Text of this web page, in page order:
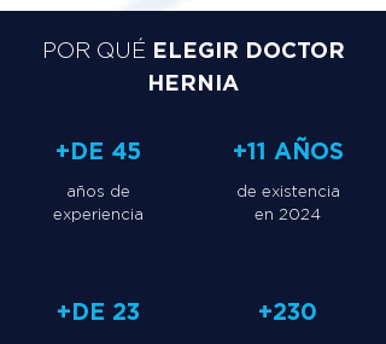
POR QUÉ ELEGIR DOCTOR
HERNIA
+DE 45
años de
experiencia
+DE 23
+11 AÑOS
de existencia
en 2024
+230